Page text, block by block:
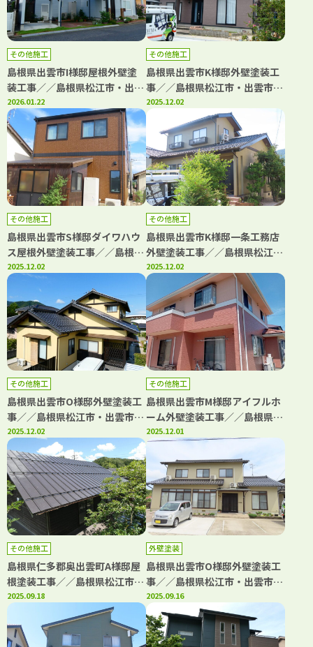
その他施工
島根県出雲市I様邸屋根外壁塗
装工事／／島根県松江市・出雲
市・大田市・雲南市・鳥取県米
子市・境港市の「きじま塗装」
2026.01.22
その他施工
島根県出雲市K様邸外壁塗装工
事／／島根県松江市・出雲市・
大田市・雲南市・鳥取県米子
市・境港市の「きじま塗装」
2025.12.02
その他施工
島根県出雲市S様邸ダイワハウ
ス屋根外壁塗装工事／／島根県
松江市・出雲市・大田市・雲南
市・鳥取県米子市・境港市の
「きじま塗装」
2025.12.02
その他施工
島根県出雲市K様邸一条工務店
外壁塗装工事／／島根県松江
市・出雲市・大田市・雲南市・
鳥取県米子市・境港市の「きじ
ま塗装」
2025.12.02
その他施工
島根県出雲市O様邸外壁塗装工
事／／島根県松江市・出雲市・
大田市・雲南市・鳥取県米子
市・境港市の「きじま塗装」
2025.12.02
その他施工
島根県出雲市M様邸アイフルホ
ーム外壁塗装工事／／島根県松
江市・出雲市・大田市・雲南
市・鳥取県米子市・境港市の
「きじま塗装」
2025.12.01
その他施工
島根県仁多郡奥出雲町A様邸屋
根塗装工事／／島根県松江市・
安来市・出雲市・大田市・雲南
市 鳥取県米子市・境港市の
「きじま塗装」
2025.09.18
外壁塗装
島根県出雲市O様邸外壁塗装工
事／／島根県松江市・出雲市・
大田市・雲南市・鳥取県米子
市・境港市の「きじま塗装」
2025.09.16